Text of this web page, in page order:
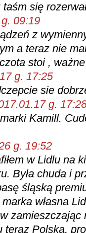
się
09:19
z
a teraz nie
stoi ,
g. 17:25
sie
g.
Kamill.
g. 19:52
w Lidlu na
Była chuda i
śląską
własna
teraz Polska,